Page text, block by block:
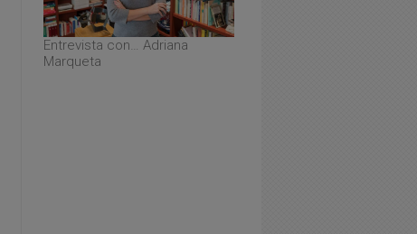
Entrevista con… Adriana
Marqueta